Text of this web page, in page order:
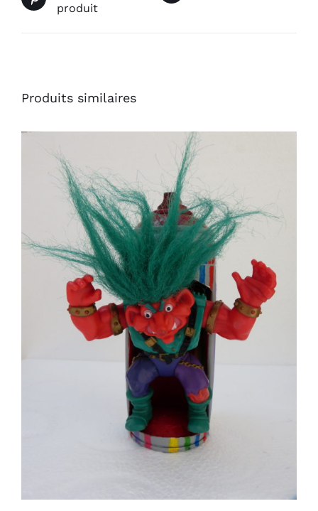
produit
Produits similaires
AJOUTER AU PANIER
/
DÉTAILS